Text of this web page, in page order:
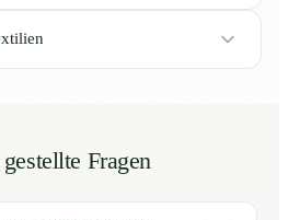
Fragen